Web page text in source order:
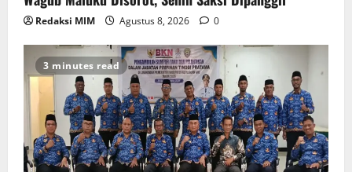
Redaksi MIM Agustus 8, 2026 0
3 minutes read